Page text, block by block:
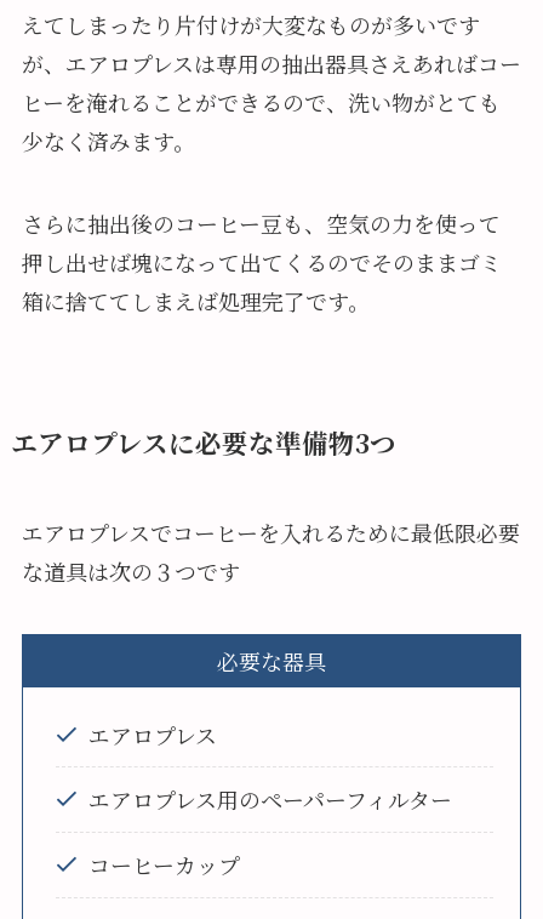
えてしまったり片付けが大変なものが多いです
が、エアロプレスは専用の抽出器具さえあればコー
ヒーを淹れることができるので、洗い物がとても
少なく済みます。
さらに抽出後のコーヒー豆も、空気の力を使って
押し出せば塊になって出てくるのでそのままゴミ
箱に捨ててしまえば処理完了です。
エアロプレスに必要な準備物3つ
エアロプレスでコーヒーを入れるために最低限必要
な道具は次の３つです
必要な器具
エアロプレス
エアロプレス用のペーパーフィルター
コーヒーカップ